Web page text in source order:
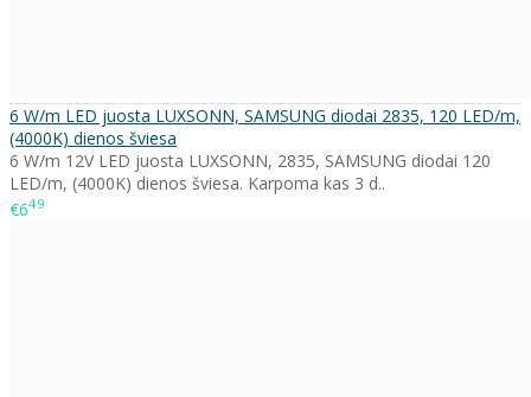
6 W/m LED juosta LUXSONN, SAMSUNG diodai 2835, 120 LED/m,
(4000K) dienos šviesa
6 W/m 12V LED juosta LUXSONN, 2835, SAMSUNG diodai 120
LED/m, (4000K) dienos šviesa. Karpoma kas 3 d..
€649